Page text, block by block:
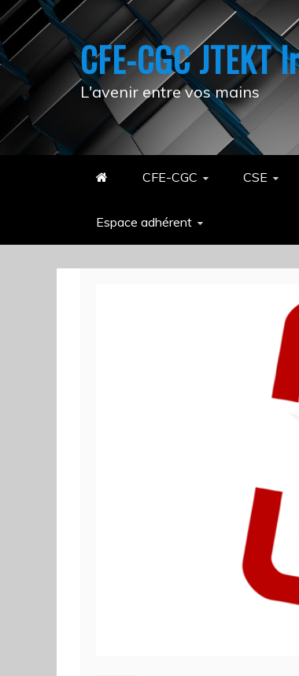
Skip
content
CFE-CGC JTEKT
L'avenir entre vos mains
CFE-CGC CSE
Espace adhérent